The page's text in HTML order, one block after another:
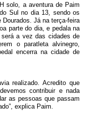
solo, a aventura de Paim
Sul no dia 13, sendo os
Já na terça-feira
parte do dia, e pedala na
a vez das cidades de
o paratleta alvinegro,
encerra na cidade de
realizado. Acredito que
contribuir e nada
as pessoas que passam
explica Paim.